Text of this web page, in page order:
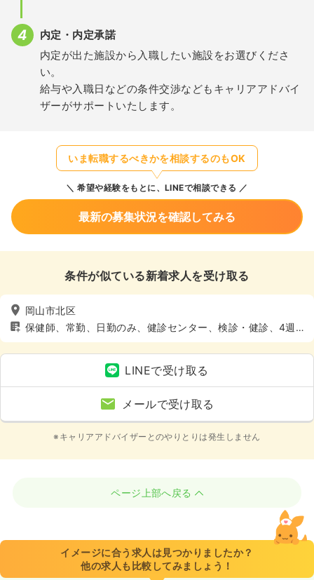
内定・内定承諾
内定が出た施設から入職したい施設をお選びくださ
い。
給与や入職日などの条件交渉などもキャリアアドバイ
ザーがサポートいたします。
いま転職するべきかを相談するのもOK
希望や経験をもとに、LINEで相談できる
最新の募集状況を確認してみる
条件が似ている新着求人を受け取る
岡山市北区
保健師、常勤、日勤のみ、健診センター、検診・健診、4週8
休以上
LINEで受け取る
メールで受け取る
※キャリアアドバイザーとのやりとりは発生しません
ページ上部へ戻る
イメージに合う求人は見つかりましたか？
他の求人も比較してみましょう！